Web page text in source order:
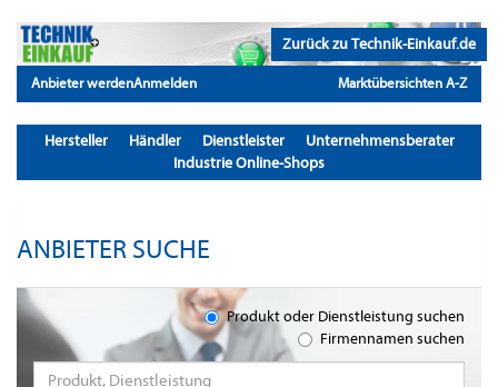
Zurück zu Technik-Einkauf.de
Anbieter werdenAnmelden Marktübersichten A-Z
Hersteller Händler Dienstleister
Unternehmensberater
Industrie Online-Shops
ANBIETER SUCHE
Produkt oder Dienstleistung suchen
Firmennamen suchen